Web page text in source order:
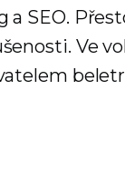
a SEO.
Ve